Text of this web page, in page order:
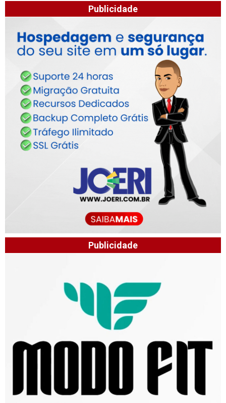
Publicidade
Publicidade